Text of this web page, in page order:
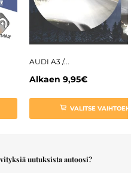
AUDI A3 /...
Alkaen 9,95€
VALITSE
uutuksista autoosi?